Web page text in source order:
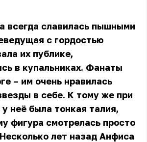
всегда славилась пышными
с гордостью
их публике,
в купальниках. Фанаты
– им очень нравилась
в себе. К тому же при
неё была тонкая талия,
фигура смотрелась просто
лет назад Анфиса